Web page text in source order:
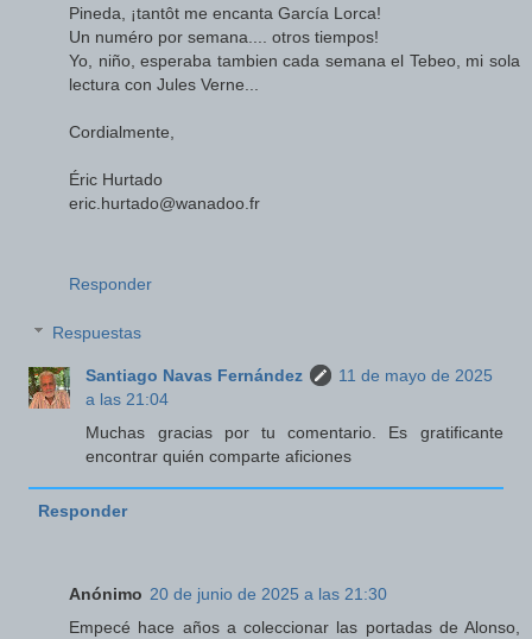
Pineda, ¡tantôt me encanta García Lorca!
Un numéro por semana.... otros tiempos!
Yo, niño, esperaba tambien cada semana el Tebeo, mi sola
lectura con Jules Verne...
Cordialmente,
Éric Hurtado
eric.hurtado@wanadoo.fr
Responder
Respuestas
Santiago Navas Fernández
11 de mayo de 2025
a las 21:04
Muchas gracias por tu comentario. Es gratificante
encontrar quién comparte aficiones
Responder
Anónimo 20 de junio de 2025 a las 21:30
Empecé hace años a coleccionar las portadas de Alonso,